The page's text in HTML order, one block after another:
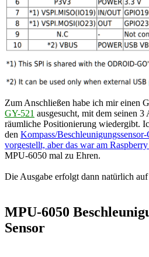
Zum Anschließen habe ich mir einen
GY-521 ausgesucht, mit dem seinen
räumliche Positionierung wiedergibt.
den Kompass/
vorgestellt, aber das war am
MPU-6050 mal zu Ehren.
Die Ausgabe erfolgt dann natürlich
MPU-6050
Sensor